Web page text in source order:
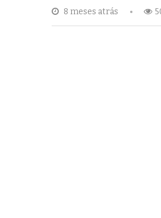
8 meses atrás